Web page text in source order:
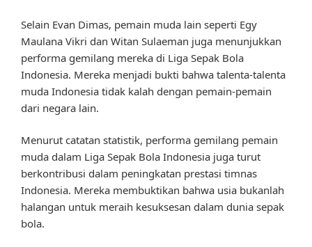
Selain Evan Dimas, pemain muda lain seperti Egy
Maulana Vikri dan Witan Sulaeman juga menunjukkan
performa gemilang mereka di Liga Sepak Bola
Indonesia. Mereka menjadi bukti bahwa talenta-talenta
muda Indonesia tidak kalah dengan pemain-pemain
dari negara lain.
Menurut catatan statistik, performa gemilang pemain
muda dalam Liga Sepak Bola Indonesia juga turut
berkontribusi dalam peningkatan prestasi timnas
Indonesia. Mereka membuktikan bahwa usia bukanlah
halangan untuk meraih kesuksesan dalam dunia sepak
bola.